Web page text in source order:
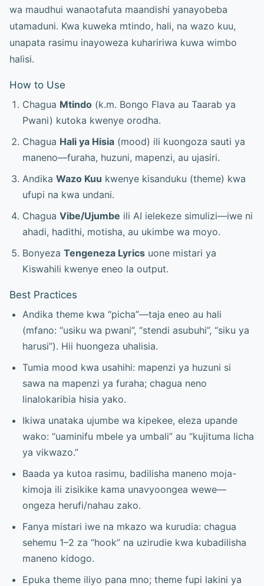
wa maudhui wanaotafuta maandishi yanayobeba
utamaduni. Kwa kuweka mtindo, hali, na wazo kuu,
unapata rasimu inayoweza kuhaririwa kuwa wimbo
halisi.
How to Use
Chagua Mtindo (k.m. Bongo Flava au Taarab ya
Pwani) kutoka kwenye orodha.
Chagua Hali ya Hisia (mood) ili kuongoza sauti ya
maneno—furaha, huzuni, mapenzi, au ujasiri.
Andika Wazo Kuu kwenye kisanduku (theme) kwa
ufupi na kwa undani.
Chagua Vibe/Ujumbe ili AI ielekeze simulizi—iwe ni
ahadi, hadithi, motisha, au ukimbe wa moyo.
Bonyeza Tengeneza Lyrics uone mistari ya
Kiswahili kwenye eneo la output.
Best Practices
Andika theme kwa “picha”—taja eneo au hali
(mfano: “usiku wa pwani”, “stendi asubuhi”, “siku ya
harusi”). Hii huongeza uhalisia.
Tumia mood kwa usahihi: mapenzi ya huzuni si
sawa na mapenzi ya furaha; chagua neno
linalokaribia hisia yako.
Ikiwa unataka ujumbe wa kipekee, eleza upande
wako: “uaminifu mbele ya umbali” au “kujituma licha
ya vikwazo.”
Baada ya kutoa rasimu, badilisha maneno moja-
kimoja ili zisikike kama unavyoongea wewe—
ongeza herufi/nahau zako.
Fanya mistari iwe na mkazo wa kurudia: chagua
sehemu 1–2 za “hook” na uzirudie kwa kubadilisha
maneno kidogo.
Epuka theme iliyo pana mno; theme fupi lakini ya